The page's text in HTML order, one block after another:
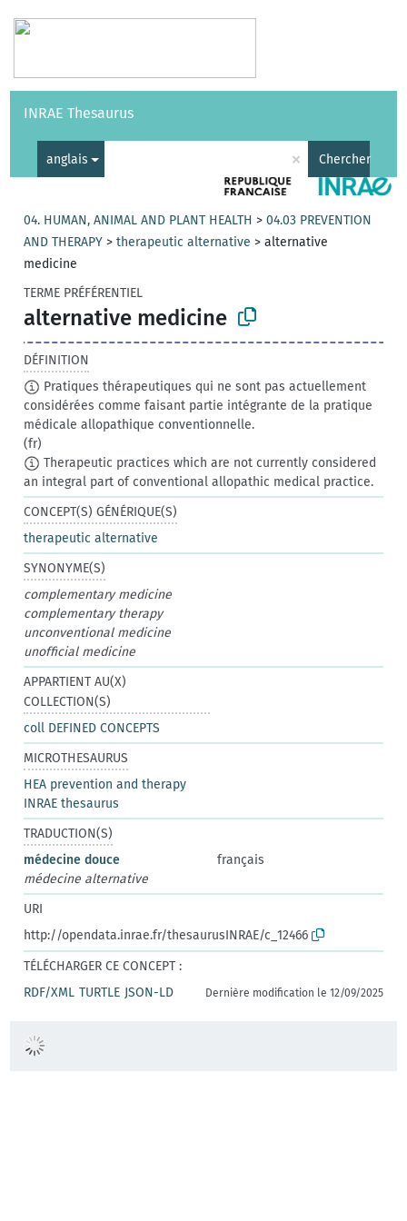
Vocabulaires API
INRAE Thesaurus
anglais × Chercher
04. HUMAN, ANIMAL AND PLANT HEALTH >04.03 PREVENTION
AND THERAPY >therapeutic alternative >alternative
medicine
TERME PRÉFÉRENTIEL
alternative medicine
DÉFINITION
Pratiques thérapeutiques qui ne sont pas actuellement
considérées comme faisant partie intégrante de la pratique
médicale allopathique conventionnelle.
(fr)
Therapeutic practices which are not currently considered
an integral part of conventional allopathic medical practice.
CONCEPT(S) GÉNÉRIQUE(S)
therapeutic alternative
SYNONYME(S)
complementary medicine
complementary therapy
unconventional medicine
unofficial medicine
APPARTIENT AU(X)
COLLECTION(S)
coll DEFINED CONCEPTS
MICROTHESAURUS
HEA prevention and therapy
INRAE thesaurus
TRADUCTION(S)
médecine douce
français
médecine alternative
URI
http://opendata.inrae.fr/thesaurusINRAE/c_12466
TÉLÉCHARGER CE CONCEPT :
RDF/XML TURTLE JSON-LD Dernière modification le 12/09/2025